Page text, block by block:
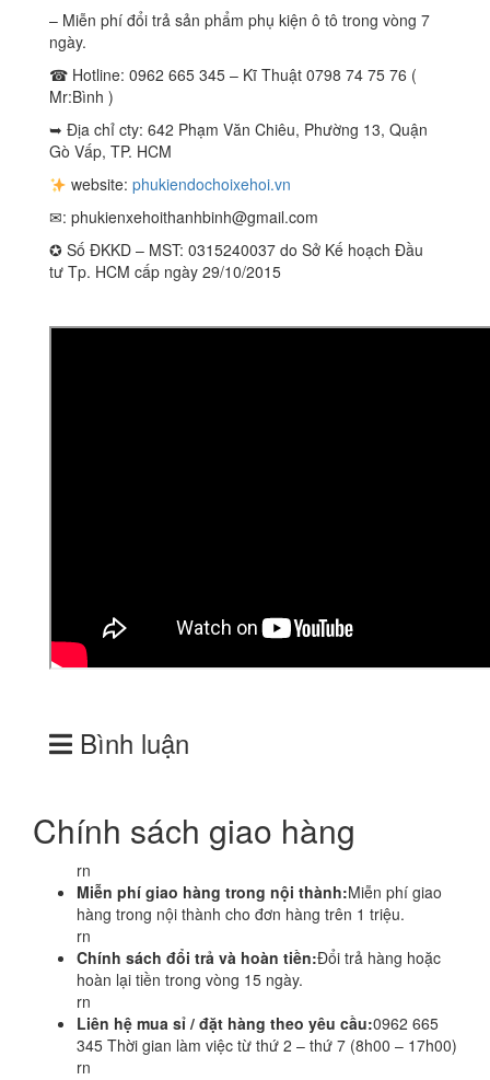
– Miễn phí đổi trả sản phẩm phụ kiện ô tô trong vòng 7
ngày.
☎ Hotline: 0962 665 345 – Kĩ Thuật 0798 74 75 76 (
Mr:Bình )
➥ Địa chỉ cty: 642 Phạm Văn Chiêu, Phường 13, Quận
Gò Vấp, TP. HCM
website: phukiendochoixehoi.vn
✉: phukienxehoithanhbinh@gmail.com
✪ Số ĐKKD – MST: 0315240037 do Sở Kế hoạch Đầu
tư Tp. HCM cấp ngày 29/10/2015
Bình luận
Chính sách giao hàng
rn
Miễn phí giao hàng trong nội thành:Miễn phí giao
hàng trong nội thành cho đơn hàng trên 1 triệu.
rn
Chính sách đổi trả và hoàn tiền:Đổi trả hàng hoặc
hoàn lại tiền trong vòng 15 ngày.
rn
Liên hệ mua sỉ / đặt hàng theo yêu cầu:0962 665
345 Thời gian làm việc từ thứ 2 – thứ 7 (8h00 – 17h00)
rn